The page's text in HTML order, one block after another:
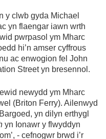
y clwb gyda Michael
yn flaengar iawn wrth
pwrpasol ym Mharc
hi’n amser cyffrous
ac enwogion fel John
Street yn bresennol.
newydd ym Mharc
(Briton Ferry). Ailenwyd
yn dilyn erthygl
yn Ionawr y flwyddyn
- cefnogwr brwd i’r